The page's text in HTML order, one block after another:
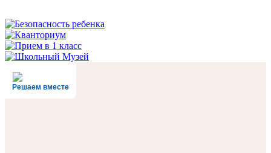
Решаем вместе